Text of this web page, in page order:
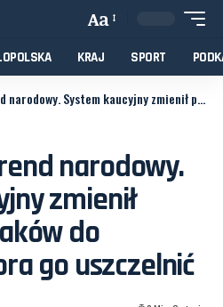
Aa
KRAJ SPORT
kaucyjny zmienił podejście Polaków do recyklingu, pora go uszczelnić
narodowy.
zmienił
do
go uszczelnić